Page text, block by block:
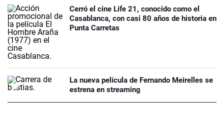
Cerró el cine Life 21, conocido como el
Casablanca, con casi 80 años de historia en
Punta Carretas
La nueva película de Fernando Meirelles se
estrena en streaming